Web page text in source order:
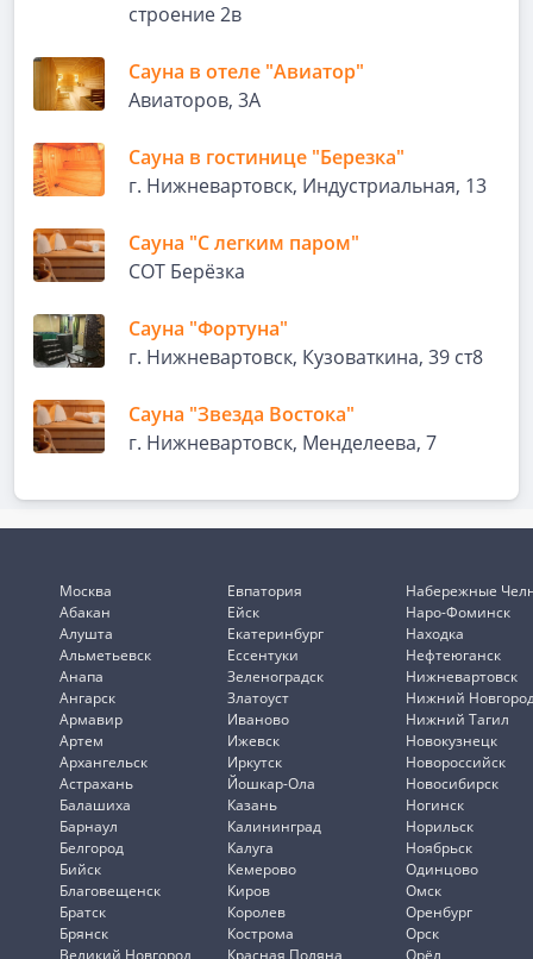
строение 2в
Сауна в отеле "Авиатор"
Авиаторов, 3А
Сауна в гостинице "Березка"
г. Нижневартовск, Индустриальная, 13
Сауна "С легким паром"
СОТ Берёзка
Сауна "Фортуна"
г. Нижневартовск, Кузоваткина, 39 ст8
Сауна "Звезда Востока"
г. Нижневартовск, Менделеева, 7
Москва
Абакан
Алушта
Альметьевск
Анапа
Ангарск
Армавир
Артем
Архангельск
Астрахань
Балашиха
Барнаул
Белгород
Бийск
Благовещенск
Братск
Брянск
Великий Новгород
Евпатория
Ейск
Екатеринбург
Ессентуки
Зеленоградск
Златоуст
Иваново
Ижевск
Иркутск
Йошкар-Ола
Казань
Калининград
Калуга
Кемерово
Киров
Королев
Кострома
Красная Поляна
Набережные
Наро-Фоминск
Находка
Нефтеюганск
Нижневартовск
Нижний
Нижний Тагил
Новокузнецк
Новороссийск
Новосибирск
Ногинск
Норильск
Ноябрьск
Одинцово
Омск
Оренбург
Орск
Орёл